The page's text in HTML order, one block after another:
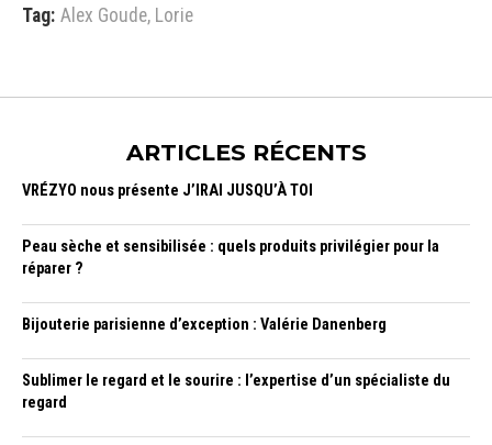
Tag: Alex Goude, Lorie
ARTICLES RÉCENTS
VRÉZYO nous présente J’IRAI JUSQU’À TOI
Peau sèche et sensibilisée : quels produits privilégier pour la
réparer ?
Bijouterie parisienne d’exception : Valérie Danenberg
Sublimer le regard et le sourire : l’expertise d’un spécialiste du
regard